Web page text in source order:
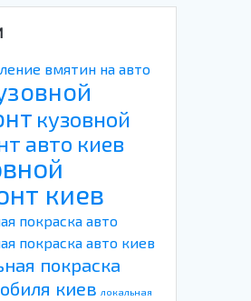
вмятин на авто
кузовной
авто киев
киев
покраска авто
покраска авто киев
покраска
киев локальная